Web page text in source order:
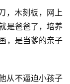
，木刻板，网上
是爸爸了，培养
，是当爹的亲子
从不逼迫小孩子